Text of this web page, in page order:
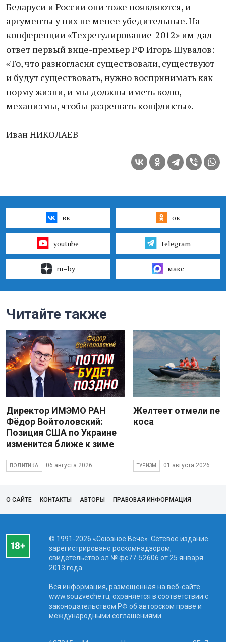
Беларуси и России они тоже появляются, и
аргументы у них не менее убедительные. На
конференции «Техрегулирование-2012» им дал
ответ первый вице-премьер РФ Игорь Шувалов:
«То, что разногласия существовали, существуют
и будут существовать, нужно воспринимать как
норму жизни, и мы должны иметь волю,
механизмы, чтобы разрешать конфликты».
Иван НИКОЛАЕВ
вк ок
youtube telegram
ru–by макс
Читайте также
Директор ИМЭМО РАН
Фёдор Войтоловский:
Позиция США по Украине
изменится ближе к зиме
ПОЛИТИКА 06 августа 2026
Желтеет отмели
коса
ТУРИЗМ 01 августа 2026
О САЙТЕ КОНТАКТЫ АВТОРЫ ПРАВОВАЯ ИНФОРМАЦИЯ
© 1991-2026 «Союзное Вече». Сетевое издание
зарегистрировано роскомнадзором,
свидетельство эл № фc77-52606 от 25 января
2013 года.
Вся информация, размещенная на веб-сайте
www.souzveche.ru, охраняется в соответствии с
законодательством РФ об авторском праве и
международными соглашениями.